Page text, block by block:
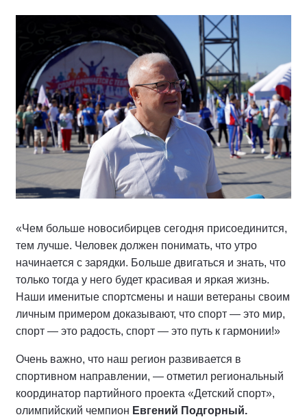
«Чем больше новосибирцев сегодня присоединится,
тем лучше. Человек должен понимать, что утро
начинается с зарядки. Больше двигаться и знать, что
только тогда у него будет красивая и яркая жизнь.
Наши именитые спортсмены и наши ветераны своим
личным примером доказывают, что спорт — это мир,
спорт — это радость, спорт — это путь к гармонии!»
Очень важно, что наш регион развивается в
спортивном направлении, — отметил региональный
координатор партийного проекта «Детский спорт»,
олимпийский чемпион Евгений Подгорный.